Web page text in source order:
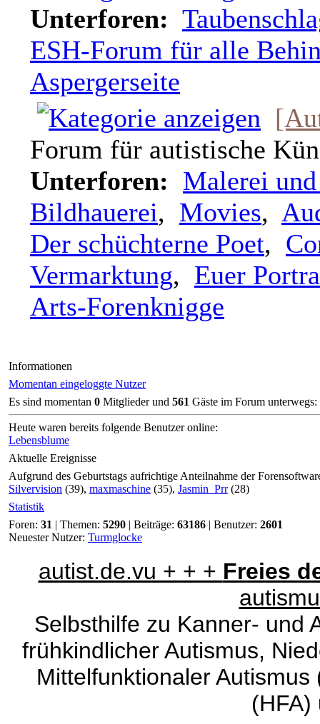
Unterforen:
ESH-Forum für alle
Aspergerseite
Forum für autistische
Unterforen: Malerei
Bildhauerei, Movies,
Der schüchterne Poet,
Vermarktung, Euer
Arts-Forenknigge
Informationen
Momentan eingeloggte Nutzer
Es sind momentan 0 Mitglieder und 561 Gäste im Forum unterwegs:
Heute waren bereits folgende Benutzer online:
Lebensblume
Aktuelle Ereignisse
Aufgrund des Geburtstags aufrichtige Anteilnahme der
Silvervision (39), maxmaschine (35), Jasmin_Prr(28)
Statistik
Foren: 31 | Themen: 5290 | Beiträge: 63186 | Benutzer: 2601
Neuester Nutzer: Turmglocke
autist.de.vu + + + Freies
Selbsthilfe zu Kanner- und
frühkindlicher Autismus,
Mittelfunktionaler
(HFA)